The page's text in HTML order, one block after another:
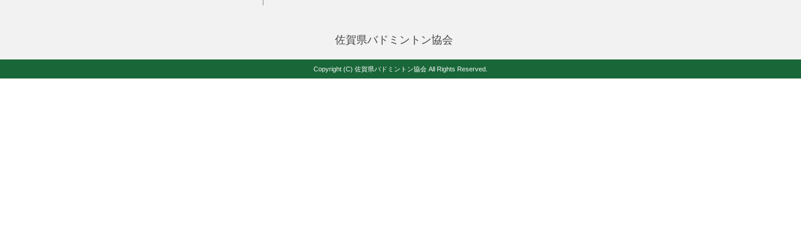
佐賀県バドミントン協会
Copyright (C) 佐賀県バドミントン協会 All Rights Reserved.